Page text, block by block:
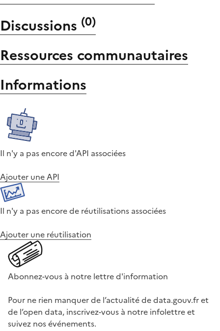
Discussions (0)
Ressources communautaires
Informations
Il n'y a pas encore d'API associées
Ajouter une API
Il n'y a pas encore de réutilisations associées
Ajouter une réutilisation
Abonnez-vous à notre lettre d'information
Pour ne rien manquer de l’actualité de data.gouv.fr et
de l’open data, inscrivez-vous à notre infolettre et
suivez nos événements.